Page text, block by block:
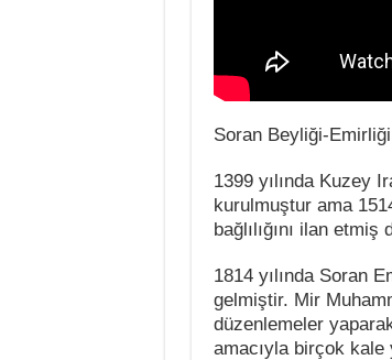
Soran Beyliği-
1399 yılında Kuzey
kurulmuştur ama
bağlılığını ilan
1814 yılında Soran
gelmiştir. Mir
düzenlemeler
amacıyla birçok kale